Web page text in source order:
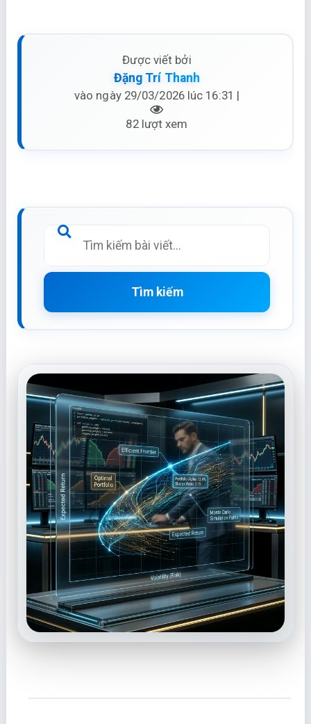
Được viết bởi
Đặng Trí Thanh
vào ngày 29/03/2026 lúc 16:31 |
82 lượt xem
Tìm kiếm